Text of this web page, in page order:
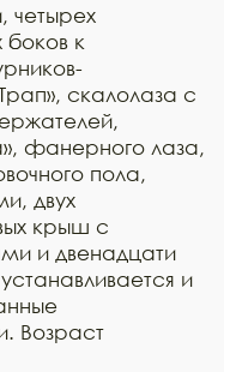
четырех
боков к
скалолаза с
фанерного лаза,
пола,
двух
крыш с
и двенадцати
и
Возраст